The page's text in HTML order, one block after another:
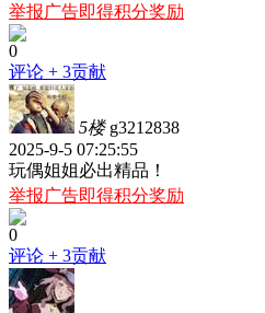
举报广告即得积分奖励
0
评论 + 3贡献
5楼 g3212838
2025-9-5 07:25:55
玩偶姐姐必出精品！
举报广告即得积分奖励
0
评论 + 3贡献